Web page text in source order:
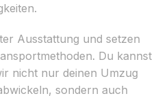
Ausstattung und setzen
Du kannst
nicht nur deinen Umzug
sondern auch